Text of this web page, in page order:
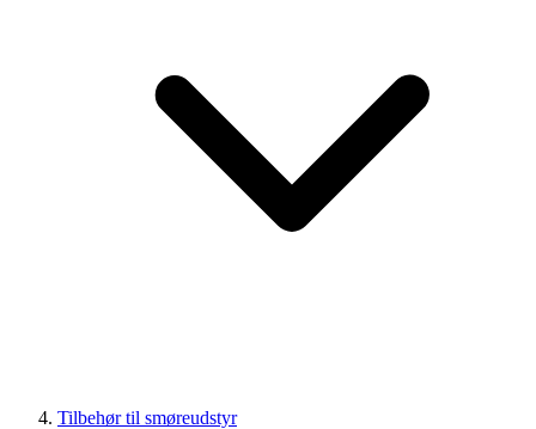
Tilbehør til smøreudstyr